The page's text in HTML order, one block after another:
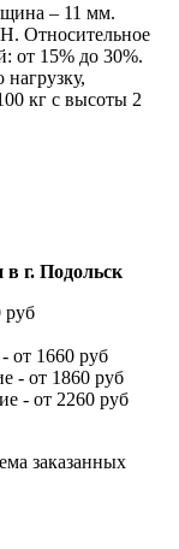
– 11 мм.
Относительное
от 15% до 30%.
кг с высоты 2
в г. Подольск
руб
от 1660 руб
- от 1860 руб
- от 2260 руб
заказанных